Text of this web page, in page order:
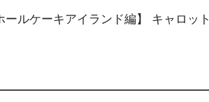
ールケーキアイランド編】 キャロット